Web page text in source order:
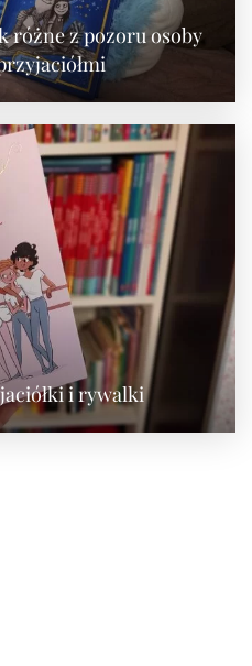
różne z pozoru osoby
i rywalki